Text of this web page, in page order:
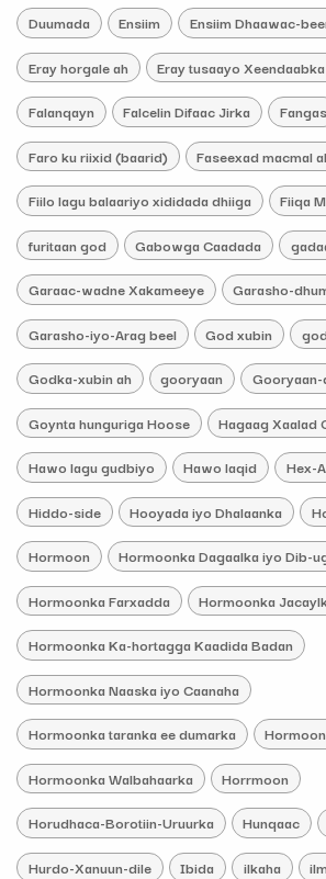
Duumada Ensiim Ensiim Dhaawac-
Eray horgale ah Eray tusaayo
Falanqayn Falcelin Difaac Jirka Fangas
Faro ku riixid (baarid) Faseexad macmal
Fiilo lagu balaariyo xididada dhiiga Fiiqa
furitaan god Gabowga Caadada
Garaac-wadne Xakameeye Garasho-
Garasho-iyo-Arag beel God xubin
Godka-xubin ah gooryaan
Goynta hunguriga Hoose Hagaag Xaalad
Hawo lagu gudbiyo Hawo laqid Hex-
Hiddo-side Hooyada iyo Dhalaanka
Hormoon Hormoonka Dagaalka iyo Dib-
Hormoonka Farxadda Hormoonka
Hormoonka Ka-hortagga Kaadida Badan
Hormoonka Naaska iyo Caanaha
Hormoonka taranka ee dumarka
Hormoonka Walbahaarka Horrmoon
Horudhaca-Borotiin-Uruurka Hunqaac
Hurdo-Xanuun-dile Ibida ilkaha